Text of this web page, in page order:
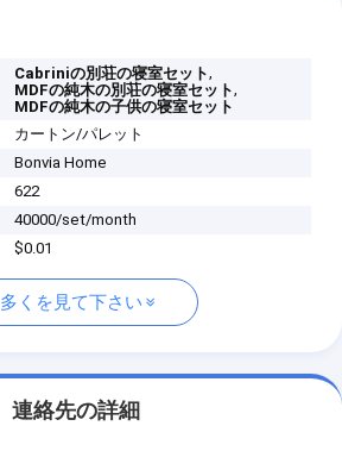
Cabriniの別荘の寝室セット,
MDFの純木の別荘の寝室セット,
MDFの純木の子供の寝室セット
カートン/パレット
Bonvia Home
622
40000/set/month
$0.01
多くを見て下さい
連絡先の詳細